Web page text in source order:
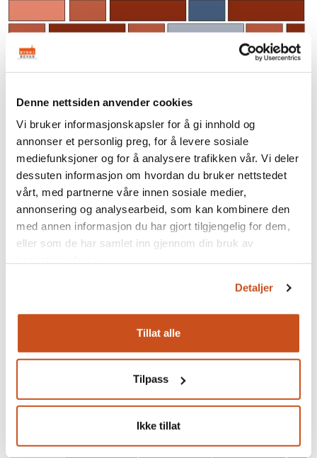
Denne nettsiden anvender cookies
Vi bruker informasjonskapsler for å gi innhold og
annonser et personlig preg, for å levere sosiale
mediefunksjoner og for å analysere trafikken vår. Vi deler
dessuten informasjon om hvordan du bruker nettstedet
vårt, med partnerne våre innen sosiale medier,
annonsering og analysearbeid, som kan kombinere den
med annen informasjon du har gjort tilgjengelig for dem,
eller som de har samlet inn gjennom din bruk av
Detaljer
Tillat alle
Tilpass
Ikke tillat
Polsk forband. Ill.: Bygg og Bevar
Polsk (gotisk) forband
Dette er et forband som består vekselvis av en løper og
kopp i hvert skift. Skiftene er forskjøvet slik at en kopp alltid
Forbandet er kjent fra middelalderen som såkalt vendisk
forband.